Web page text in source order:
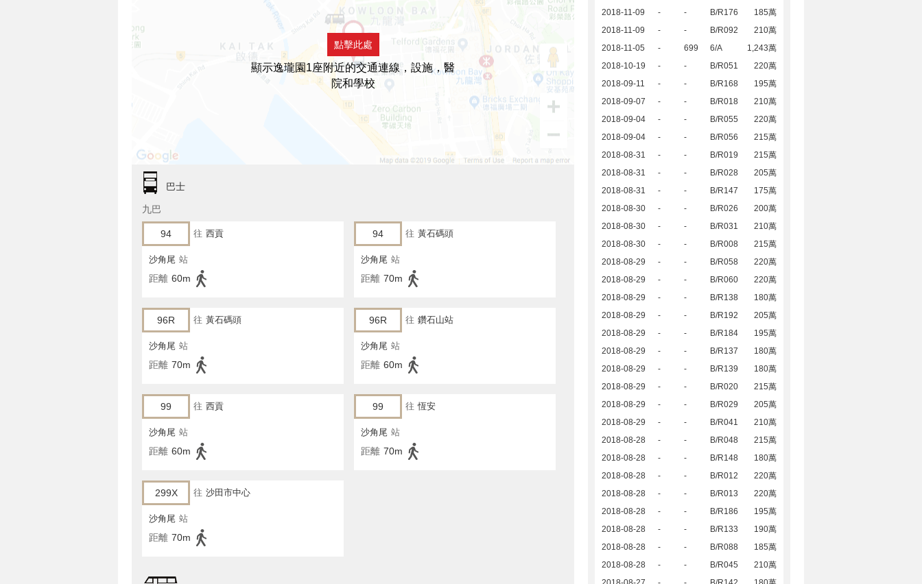
2018-11-09
- - B/R176
185萬
2018-11-09
- - B/R092
210萬
2018-11-05
- 699 6/A
1,243萬
2018-10-19
- - B/R051
220萬
2018-09-11
- - B/R168
195萬
2018-09-07
- - B/R018
210萬
2018-09-04
- - B/R055
220萬
2018-09-04
- - B/R056
215萬
2018-08-31
- - B/R019
215萬
2018-08-31
- - B/R028
205萬
2018-08-31
- - B/R147
175萬
2018-08-30
- - B/R026
200萬
2018-08-30
- - B/R031
210萬
2018-08-30
- - B/R008
215萬
2018-08-29
- - B/R058
220萬
2018-08-29
- - B/R060
220萬
2018-08-29
- - B/R138
180萬
2018-08-29
- - B/R192
205萬
2018-08-29
- - B/R184
195萬
2018-08-29
- - B/R137
180萬
2018-08-29
- - B/R139
180萬
2018-08-29
- - B/R020
215萬
2018-08-29
- - B/R029
205萬
2018-08-29
- - B/R041
210萬
2018-08-28
- - B/R048
215萬
2018-08-28
- - B/R148
180萬
2018-08-28
- - B/R012
220萬
2018-08-28
- - B/R013
220萬
2018-08-28
- - B/R186
195萬
2018-08-28
- - B/R133
190萬
2018-08-28
- - B/R088
185萬
2018-08-28
- - B/R045
210萬
點擊此處
顯示逸瓏園1座附近的交通連線，設施，醫
院和學校
巴士
九巴
94 往 西貢
沙角尾 站
距離 60m
94 往 黃石碼頭
沙角尾 站
距離 70m
96R 往 黃石碼頭
沙角尾 站
距離 70m
96R 往 鑽石山站
沙角尾 站
距離 60m
99 往 西貢
沙角尾 站
距離 60m
99 往 恆安
沙角尾 站
距離 70m
299X 往 沙田市中心
沙角尾 站
距離 70m